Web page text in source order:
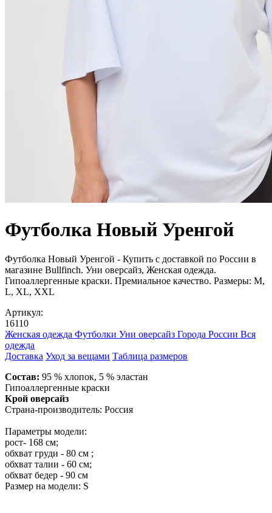
Футболка Новый Уренгой
Футболка Новый Уренгой - Купить с доставкой по России в
магазине Bullfinch. Уни оверсайз, Женская одежда.
Гипоаллергенные краски. Премиальное качество. Размеры: M,
L, XL, XXL
Артикул:
16110
Женская одежда Футболки Уни оверсайз Города России Вся
одежда
Доставка Уход за вещами Таблица размеров
Состав: 95 % хлопок, 5 % эластан
Гипоаллергенные краски
Крой оверсайз
Страна-производитель: Россия
Параметры модели:
рост- 168 см;
обхват груди - 80 см ;
обхват талии - 60 см;
обхват бедер - 90 см
Размер на модели: S